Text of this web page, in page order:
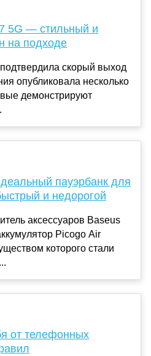
5G — стильный и
на подходе
скорый выход
опубликовала несколько
демонстрируют
пауэрбанк для
и недорогой
аксессуаров Baseus
Picogo Air
которого стали
от телефонных